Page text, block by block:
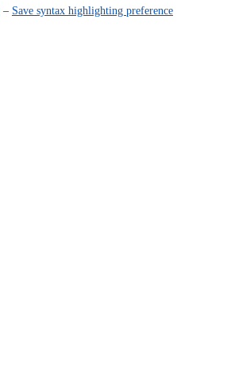
– Save syntax highlighting preference